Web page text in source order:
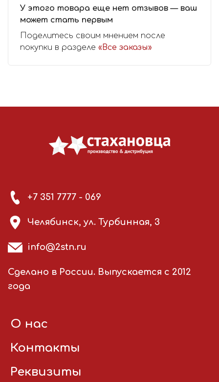
У этого товара еще нет отзывов — ваш
может стать первым
Поделитесь своим мнением после
покупки в разделе «Все заказы»
+7 351 7777 - 069
Челябинск, ул. Турбинная, 3
info@2stn.ru
Сделано в России. Выпускается с 2012
года
О нас
Контакты
Реквизиты